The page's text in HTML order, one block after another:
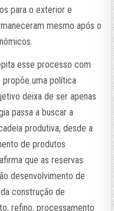
para o exterior e
mesmo após o
esse processo com
uma política
deixa de ser apenas
passa a buscar a
produtiva, desde a
de produtos
que as reservas
desenvolvimento de
construção de
refino, processamento